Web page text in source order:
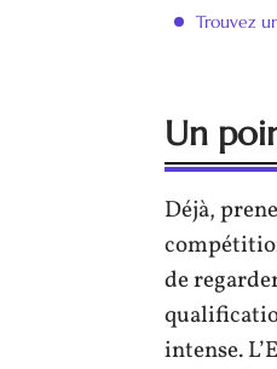
Trouvez
Un
Déjà,
de
intense.